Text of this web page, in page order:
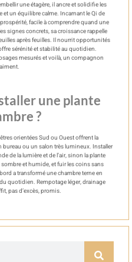
une étagère, il ancre et solidifie les
un équilibre calme. Incarnant le Qi de
facile à comprendre quand une
signes concrets, sa croissance rappelle
après feuilles. Il nourrit opportunités
sérénité et stabilité au quotidien.
mesurés et voilà, un compagnon
une plante
?
orientées Sud ou Ouest offrent la
bureau ou un salon très lumineux. Installer
de la lumière et de l’air, sinon la plante
et humide, et fuir les coins sans
a transformé une chambre terne en
quotidien. Rempotage léger, drainage
pas d’excès, promis.